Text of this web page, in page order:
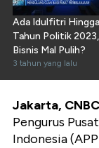
Ada Idulfitri Hingga
Tahun Politik 2023,
Bisnis Mal Pulih?
3 tahun yang lalu
Jakarta,
Pengurus
Indonesia